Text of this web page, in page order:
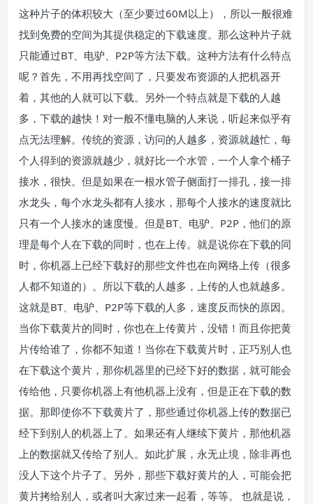
这种片子的体积较大（至少要过60M以上），所以一般很难
找到免费的空间为其提供稳定的下载速度。那么这种片子就
只能通过BT、电驴、P2P等方法下载。这种方法有什么特点
呢？首先，不用再找空间了，只要发布资源的人把机器开
着，其他的人就可以下载。另外一个特点就是下载的人越
多，下载的越快！对一般不懂电脑的人来说，听起来似乎有
点无法理解。传统的资源，访问的人越多，资源就越忙，每
个人得到的资源就越少，就好比一个水管，一个人拿个桶子
接水，很快。但是如果在一根水管子侧面打一排孔，接一排
水龙头，每个水龙头都有人接水，那每个人接水的速度就比
只有一个人接水的速度慢。但是BT、电驴、P2P，他们的原
理是每个人在下载的同时，也在上传。就是说你在下载的同
时，你机器上已经下载好的那些文件也在向网络上传（很多
人都不知道的）。所以下载的人越多，上传的人也就越多。
这就是BT、电驴、P2P等下载的人多，速度反而快的原因。
当你下载黄片的同时，你也在上传黄片，没错！而且你把黄
片传给谁了，你都不知道！当你在下载黄片时，正巧别人也
在下载这个黄片，那你机器里的已经下好的数据，就可能会
传给他，只要你机器上有他机器上没有，但是正在下载的数
据。那即使你不下载黄片了，那些通过你机器上传的数据已
经下到别人的机器上了。如果还有人继续下黄片，那他机器
上的数据就又传给了别人。如此扩展，永无止境，除非再也
没人下这个片子了。另外，那些下载好黄片的人，可能会把
黄片拷给别人，或者叫大家过来一起看，等等。 也就是说，